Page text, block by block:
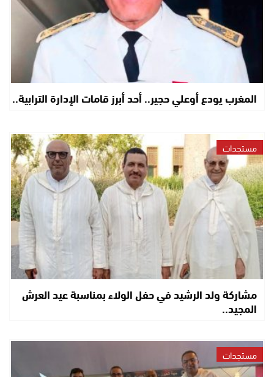
المغرب يودع أوعلي حجير.. أحد أبرز قامات الإدارة الترابية..
مستجدات
مشاركة ولد الرشيد في حفل الولاء بمناسبة عيد العرش
المجيد..
مستجدات